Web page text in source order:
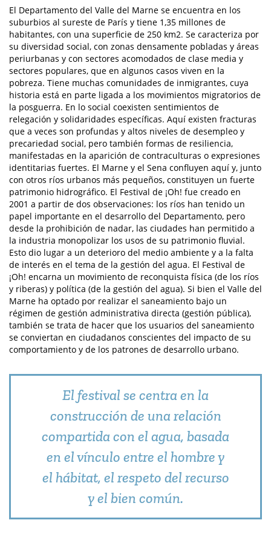
El Departamento del Valle del Marne se encuentra en los
suburbios al sureste de París y tiene 1,35 millones de
habitantes, con una superficie de 250 km2. Se caracteriza por
su diversidad social, con zonas densamente pobladas y áreas
periurbanas y con sectores acomodados de clase media y
sectores populares, que en algunos casos viven en la
pobreza. Tiene muchas comunidades de inmigrantes, cuya
historia está en parte ligada a los movimientos migratorios de
la posguerra. En lo social coexisten sentimientos de
relegación y solidaridades específicas. Aquí existen fracturas
que a veces son profundas y altos niveles de desempleo y
precariedad social, pero también formas de resiliencia,
manifestadas en la aparición de contraculturas o expresiones
identitarias fuertes. El Marne y el Sena confluyen aquí y, junto
con otros ríos urbanos más pequeños, constituyen un fuerte
patrimonio hidrográfico. El Festival de ¡Oh! fue creado en
2001 a partir de dos observaciones: los ríos han tenido un
papel importante en el desarrollo del Departamento, pero
desde la prohibición de nadar, las ciudades han permitido a
la industria monopolizar los usos de su patrimonio fluvial.
Esto dio lugar a un deterioro del medio ambiente y a la falta
de interés en el tema de la gestión del agua. El Festival de
¡Oh! encarna un movimiento de reconquista física (de los ríos
y riberas) y política (de la gestión del agua). Si bien el Valle del
Marne ha optado por realizar el saneamiento bajo un
régimen de gestión administrativa directa (gestión pública),
también se trata de hacer que los usuarios del saneamiento
se conviertan en ciudadanos conscientes del impacto de su
comportamiento y de los patrones de desarrollo urbano.
El festival se centra en la
construcción de una relación
compartida con el agua, basada
en el vínculo entre el hombre y
el hábitat, el respeto del recurso
y el bien común.